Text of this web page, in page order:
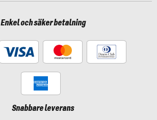
Enkel och säker betalning
Snabbare leverans